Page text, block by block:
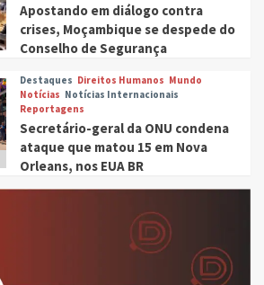
Apostando em diálogo contra
crises, Moçambique se despede do
Conselho de Segurança
Destaques Direitos Humanos Mundo
Notícias Notícias Internacionais
Reportagens
Secretário-geral da ONU condena
ataque que matou 15 em Nova
Orleans, nos EUA BR